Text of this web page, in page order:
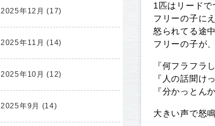
1匹はリード
フリーの子に
怒られてる途
フリーの子が
『何フラフラ
『人の話聞け
『分かっとん
大きい声で怒
2025年12月 (17)
2025年11月 (14)
2025年10月 (12)
2025年9月 (14)